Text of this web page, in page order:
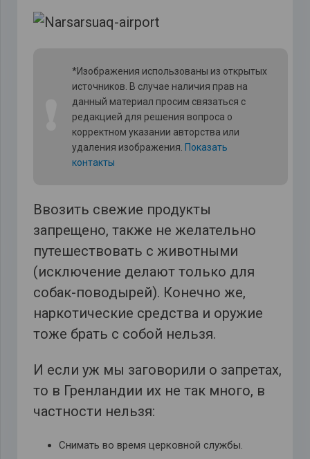
*Изображения использованы из открытых
источников. В случае наличия прав на
данный материал просим связаться с
редакцией для решения вопроса о
корректном указании авторства или
удаления изображения. Показать
контакты
Ввозить свежие продукты
запрещено, также не желательно
путешествовать с животными
(исключение делают только для
собак-поводырей). Конечно же,
наркотические средства и оружие
тоже брать с собой нельзя.
И если уж мы заговорили о запретах,
то в Гренландии их не так много, в
частности нельзя:
Снимать во время церковной службы.